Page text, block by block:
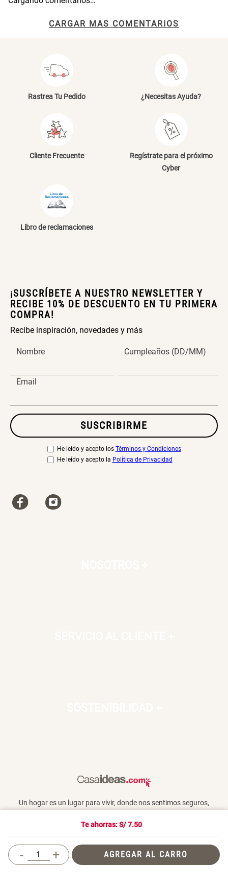
Te ahorras: S/7.50
+
- AGREGAR AL CARRO
CARGAR MAS COMENTARIOS
Rastrea Tu Pedido ¿Necesitas Ayuda?
Cliente Frecuente
Regístrate para el próximo
Cyber
Libro de reclamaciones
¡SUSCRÍBETE A NUESTRO NEWSLETTER Y
RECIBE 10% DE DESCUENTO EN TU PRIMERA
COMPRA!
Recibe inspiración, novedades y más
Nombre Cumpleaños (DD/MM)
Email
SUSCRIBIRME
He leído y acepto los Términos y Condiciones
He leído y acepto la Política de Privacidad
Un hogar es un lugar para vivir, donde nos sentimos seguros,
encontrarás artículos de diseño, para vivir día a día en un espacio
S/ 143.65 S/ 39.90S/ 31.90